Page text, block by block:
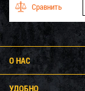
О НАС
УДОБНО